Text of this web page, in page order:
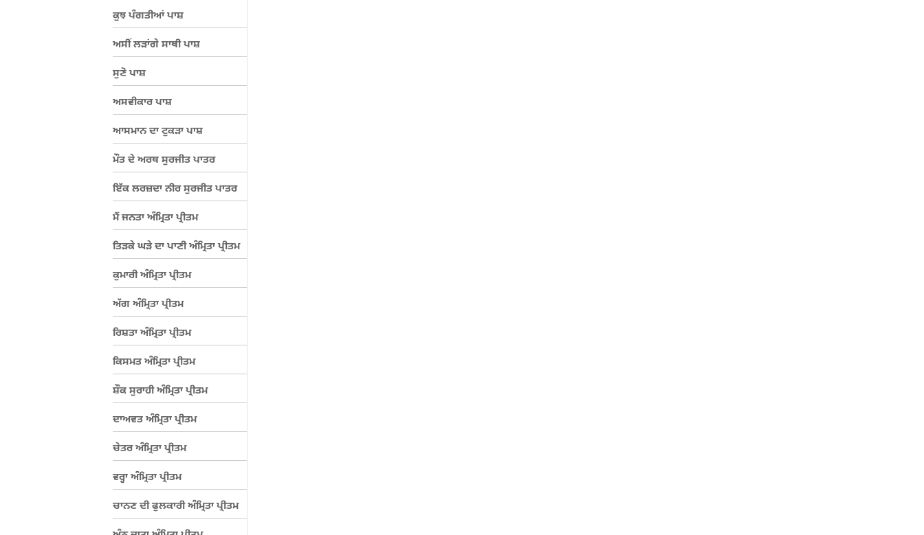
ਕੁਝ ਪੰਗਤੀਆਂ ਪਾਸ਼
ਅਸੀਂ ਲੜਾਂਗੇ ਸਾਥੀ ਪਾਸ਼
ਸੁਣੋ ਪਾਸ਼
ਅਸਵੀਕਾਰ ਪਾਸ਼
ਆਸਮਾਨ ਦਾ ਟੁਕੜਾ ਪਾਸ਼
ਮੌਤ ਦੇ ਅਰਥ ਸੁਰਜੀਤ ਪਾਤਰ
ਇੱਕ ਲਰਜ਼ਦਾ ਨੀਰ ਸੁਰਜੀਤ ਪਾਤਰ
ਮੈਂ ਜਨਤਾ ਅੰਮ੍ਰਿਤਾ ਪ੍ਰੀਤਮ
ਤਿੜਕੇ ਘੜੇ ਦਾ ਪਾਣੀ ਅੰਮ੍ਰਿਤਾ ਪ੍ਰੀਤਮ
ਕੁਮਾਰੀ ਅੰਮ੍ਰਿਤਾ ਪ੍ਰੀਤਮ
ਅੱਗ ਅੰਮ੍ਰਿਤਾ ਪ੍ਰੀਤਮ
ਰਿਸ਼ਤਾ ਅੰਮ੍ਰਿਤਾ ਪ੍ਰੀਤਮ
ਕਿਸਮਤ ਅੰਮ੍ਰਿਤਾ ਪ੍ਰੀਤਮ
ਸ਼ੌਕ ਸੁਰਾਹੀ ਅੰਮ੍ਰਿਤਾ ਪ੍ਰੀਤਮ
ਦਾਅਵਤ ਅੰਮ੍ਰਿਤਾ ਪ੍ਰੀਤਮ
ਚੇਤਰ ਅੰਮ੍ਰਿਤਾ ਪ੍ਰੀਤਮ
ਵਰ੍ਹਾ ਅੰਮ੍ਰਿਤਾ ਪ੍ਰੀਤਮ
ਚਾਨਣ ਦੀ ਫੁਲਕਾਰੀ ਅੰਮ੍ਰਿਤਾ ਪ੍ਰੀਤਮ